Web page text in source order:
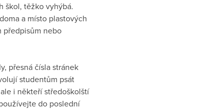
škol, těžko vyhýbá.
a místo plastových
předpisům nebo
přesná čísla stránek
studentům psát
i někteří středoškolští
do poslední